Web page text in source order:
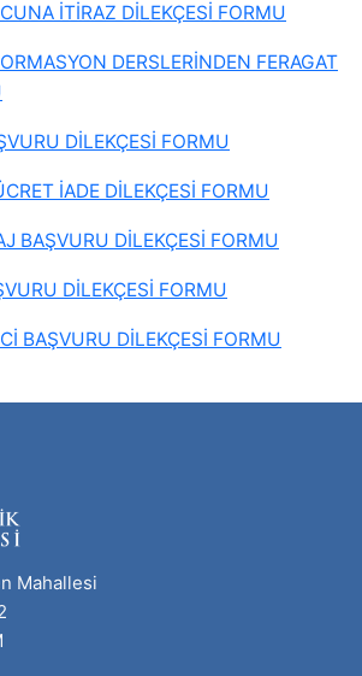
İTİRAZ DİLEKÇESİ FORMU
DERSLERİNDEN FERAGAT
DİLEKÇESİ FORMU
İADE DİLEKÇESİ FORMU
BAŞVURU DİLEKÇESİ FORMU
DİLEKÇESİ FORMU
BAŞVURU DİLEKÇESİ FORMU
Mahallesi